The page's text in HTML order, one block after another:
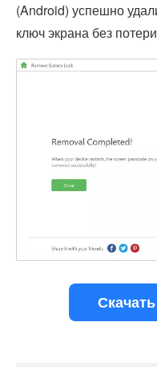
(Android) успешно
ключ экрана без